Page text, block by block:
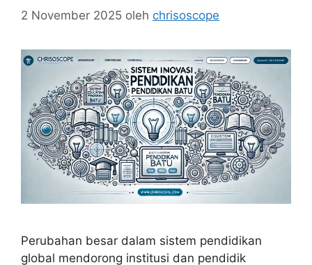
2 November 2025 oleh chrisoscope
Perubahan besar dalam sistem pendidikan
global mendorong institusi dan pendidik